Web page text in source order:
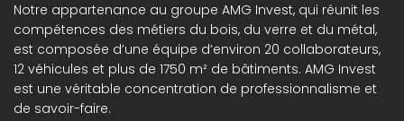
Notre appartenance au groupe AMG Invest, qui réunit les
compétences des métiers du bois, du verre et du métal,
est composée d’une équipe d’environ 20 collaborateurs,
12 véhicules et plus de 1750 m² de bâtiments. AMG Invest
est une véritable concentration de professionnalisme et
de savoir-faire.